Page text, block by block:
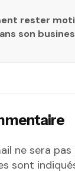
rester
son
ne sera pas
sont